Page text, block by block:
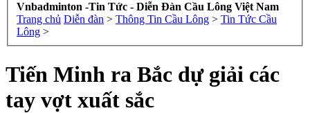
Vnbadminton -Tin Tức - Diễn Đàn Cầu Lông Việt Nam
Trang chủ Diễn đàn > Thông Tin Cầu Lông > Tin Tức Cầu
Lông >
Tiến Minh ra Bắc dự giải các
tay vợt xuất sắc